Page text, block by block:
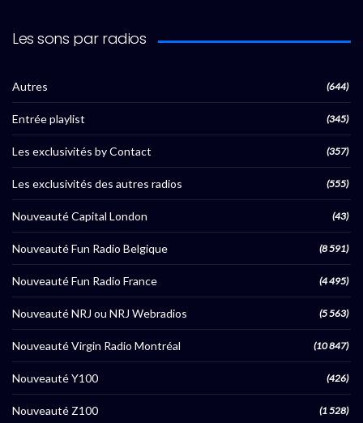
Les sons par radios
Autres (644)
Entrée playlist (345)
Les exclusivités by Contact (357)
Les exclusivités des autres radios (555)
Nouveauté Capital London (43)
Nouveauté Fun Radio Belgique (8 591)
Nouveauté Fun Radio France (4 495)
Nouveauté NRJ ou NRJ Webradios (5 563)
Nouveauté Virgin Radio Montréal (10 847)
Nouveauté Y100 (426)
Nouveauté Z100 (1 528)